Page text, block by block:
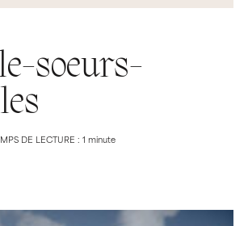
soeurs-
DE LECTURE : 1 minute